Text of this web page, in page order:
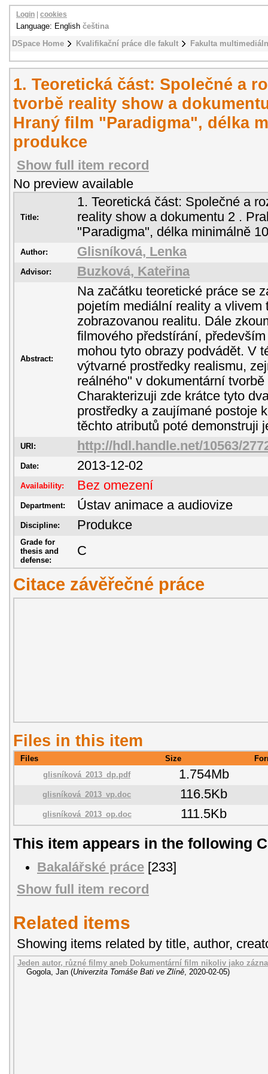
DSpace Home Kvalifikační práce dle fakult Fakulta
Login cookies
Language: English čeština
1. Teoretická část: Společné a
tvorbě reality show a
Hraný film "Paradigma", délka
produkce
Show full item record
No preview available
Title:
1. Teoretická část: Společné a
reality show a dokumentu 2 .
"Paradigma", délka minimálně
Author: Glisníková, Lenka
Advisor: Buzková, Kateřina
Abstract:
Na začátku teoretické práce se
pojetím mediální reality a vlivem
zobrazovanou realitu. Dále
filmového předstírání,
mohou tyto obrazy podvádět. V
výtvarné prostředky realismu,
reálného" v dokumentární
Charakterizuji zde krátce tyto
prostředky a zaujímané postoje
těchto atributů poté demonstruji
URI: http://hdl.handle.net/10563/
Date: 2013-12-02
Availability: Bez omezení
Department: Ústav animace a audiovize
Discipline: Produkce
Grade for
thesis and
defense:
C
Citace závěřečné práce
Files in this item
Files Size
glisníková_2013_dp.pdf
1.754Mb
glisníková_2013_vp.doc 116.5Kb
glisníková_2013_op.doc 111.5Kb
This item appears in the following
Bakalářské práce [233]
Show full item record
Related items
Showing items related by title, author,
Jeden autor, různé filmy aneb Dokumentární film nikoliv jako
Gogola, Jan (Univerzita Tomáše Bati ve Zlíně, 2020-02-05)